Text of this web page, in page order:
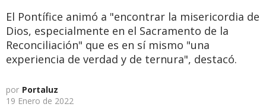
El Pontífice animó a "encontrar la misericordia de
Dios, especialmente en el Sacramento de la
Reconciliación" que es en sí mismo "una
experiencia de verdad y de ternura", destacó.
por Portaluz
19 Enero de 2022